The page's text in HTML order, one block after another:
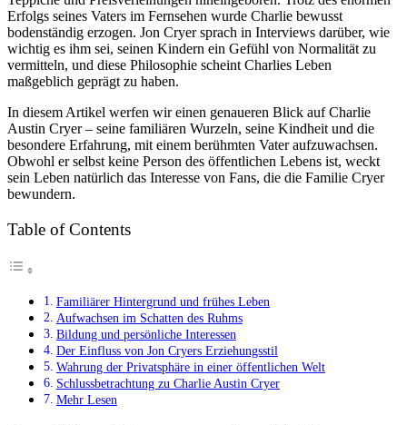
Erfolgs seines Vaters im Fernsehen wurde Charlie bewusst
bodenständig erzogen. Jon Cryer sprach in Interviews darüber, wie
wichtig es ihm sei, seinen Kindern ein Gefühl von Normalität zu
vermitteln, und diese Philosophie scheint Charlies Leben
maßgeblich geprägt zu haben.
In diesem Artikel werfen wir einen genaueren Blick auf Charlie
Austin Cryer – seine familiären Wurzeln, seine Kindheit und die
besondere Erfahrung, mit einem berühmten Vater aufzuwachsen.
Obwohl er selbst keine Person des öffentlichen Lebens ist, weckt
sein Leben natürlich das Interesse von Fans, die die Familie Cryer
bewundern.
Table of Contents
Familiärer Hintergrund und frühes Leben
Aufwachsen im Schatten des Ruhms
Bildung und persönliche Interessen
Der Einfluss von Jon Cryers Erziehungsstil
Wahrung der Privatsphäre in einer öffentlichen Welt
Schlussbetrachtung zu Charlie Austin Cryer
Mehr Lesen